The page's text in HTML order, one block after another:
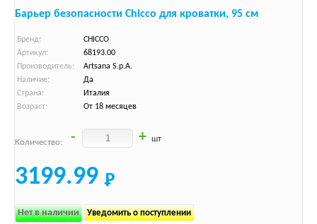
Барьер безопасности Chicco для кроватки, 95 см
Бренд:
CHICCO
Артикул:
68193.00
Производитель:
Artsana S.p.A.
Наличие:
Да
Страна:
Италия
Возраст:
От 18 месяцев
Количество: - + шт
3199.99
Нет в наличии Уведомить о поступлении